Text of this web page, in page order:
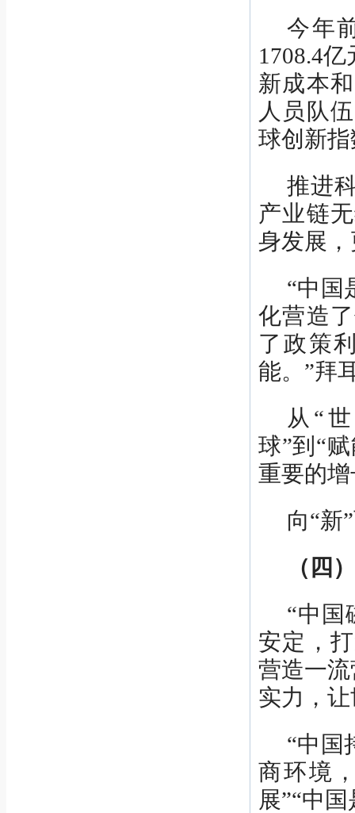
今年
1708.4
新成本
人员队
球创新
推进
产业链
身发展
“中国
化营造
了政策
能。”拜
从“
球”到“
重要的
向“新
（四）
“中国
安定，
营造一
实力，
“中国
商环境
展”“中